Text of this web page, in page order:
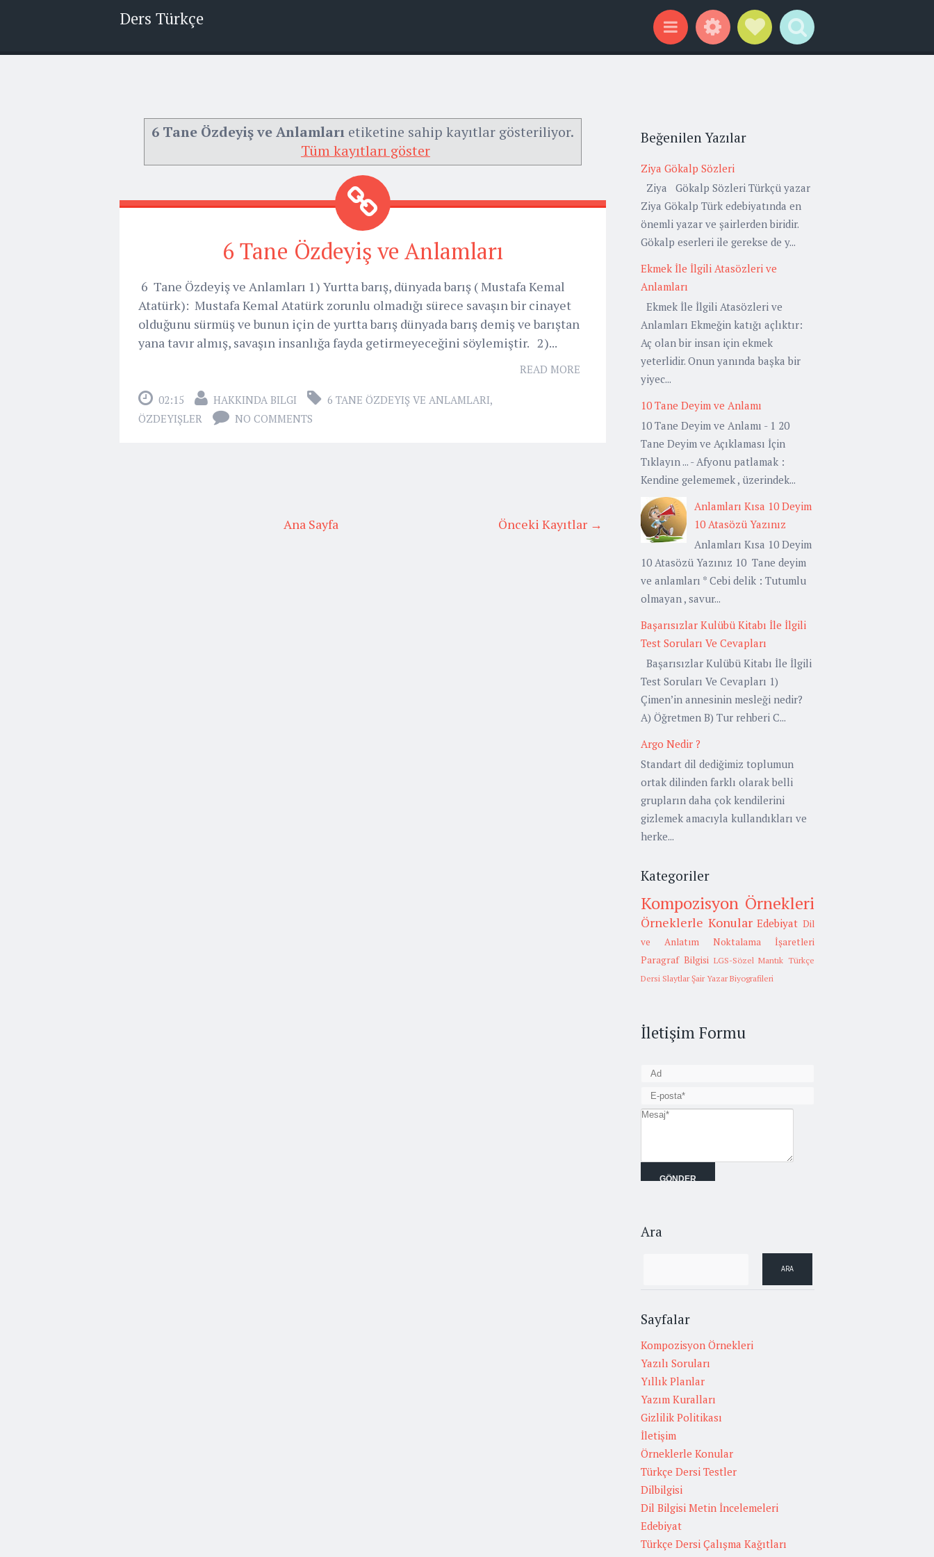
Ders Türkçe
Menu WidgetsSocial Links
Search
6 Tane Özdeyiş ve Anlamları etiketine sahip kayıtlar gösteriliyor.
Tüm kayıtları göster
6 Tane Özdeyiş ve Anlamları
6 Tane Özdeyiş ve Anlamları 1) Yurtta barış, dünyada barış ( Mustafa Kemal
Atatürk): Mustafa Kemal Atatürk zorunlu olmadığı sürece savaşın bir cinayet
olduğunu sürmüş ve bunun için de yurtta barış dünyada barış demiş ve barıştan
yana tavır almış, savaşın insanlığa fayda getirmeyeceğini söylemiştir. 2)...
READ MORE
02:15 HAKKINDA BILGI 6 TANE ÖZDEYIŞ VE ANLAMLARI,
ÖZDEYIŞLER
NO COMMENTS
Önceki Kayıtlar →
Ana Sayfa
Beğenilen Yazılar
Ziya Gökalp Sözleri
Ziya Gökalp Sözleri Türkçü yazar
Ziya Gökalp Türk edebiyatında en
önemli yazar ve şairlerden biridir.
Gökalp eserleri ile gerekse de y...
Ekmek İle İlgili Atasözleri ve
Anlamları
Ekmek İle İlgili Atasözleri ve
Anlamları Ekmeğin katığı açlıktır:
Aç olan bir insan için ekmek
yeterlidir. Onun yanında başka bir
yiyec...
10 Tane Deyim ve Anlamı
10 Tane Deyim ve Anlamı - 1 20
Tane Deyim ve Açıklaması İçin
Tıklayın ... - Afyonu patlamak :
Kendine gelememek , üzerindek...
Anlamları Kısa 10 Deyim
10 Atasözü Yazınız
Anlamları Kısa 10 Deyim
10 Atasözü Yazınız 10 Tane deyim
ve anlamları * Cebi delik : Tutumlu
olmayan , savur...
Başarısızlar Kulübü Kitabı İle İlgili
Test Soruları Ve Cevapları
Başarısızlar Kulübü Kitabı İle İlgili
Test Soruları Ve Cevapları 1)
Çimen’in annesinin mesleği nedir?
A) Öğretmen B) Tur rehberi C...
Argo Nedir ?
Standart dil dediğimiz toplumun
ortak dilinden farklı olarak belli
grupların daha çok kendilerini
gizlemek amacıyla kullandıkları ve
herke...
Kategoriler
Kompozisyon Örnekleri
Örneklerle Konular Edebiyat Dil
ve Anlatım
Noktalama İşaretleri
Paragraf Bilgisi LGS-Sözel Mantık Türkçe
Dersi Slaytlar Şair Yazar Biyografileri
İletişim Formu
Ara
Sayfalar
Kompozisyon Örnekleri
Yazılı Soruları
Yıllık Planlar
Yazım Kuralları
Gizlilik Politikası
İletişim
Örneklerle Konular
Türkçe Dersi Testler
Dilbilgisi
Dil Bilgisi Metin İncelemeleri
Edebiyat
Türkçe Dersi Çalışma Kağıtları